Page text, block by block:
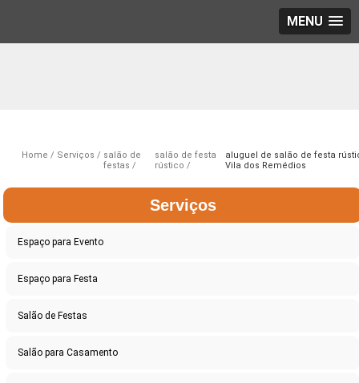
MENU
Home Serviços
salão de
festas
salão de festa
rústico
aluguel de salão de festa
Vila dos Remédios
Serviços
Espaço para Evento
Espaço para Festa
Salão de Festas
Salão para Casamento